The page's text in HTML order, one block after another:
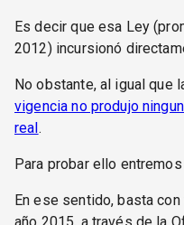
Es decir que esa Ley
2012) incursionó
No obstante, al igual que
vigencia no produjo
real .
Para probar ello
En ese sentido, basta